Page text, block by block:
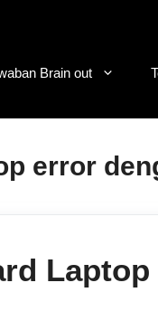
Brain out
error